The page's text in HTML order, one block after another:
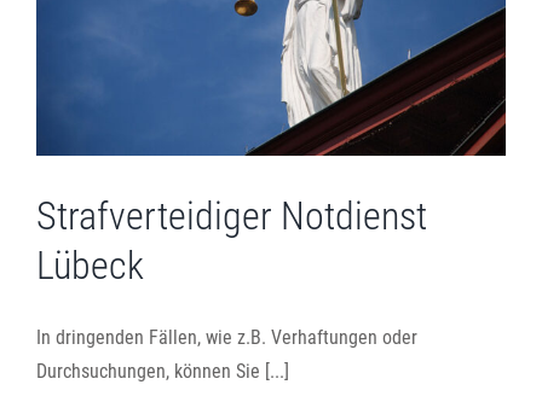
Strafverteidiger Notdienst
Lübeck
In dringenden Fällen, wie z.B. Verhaftungen oder
Durchsuchungen, können Sie [...]